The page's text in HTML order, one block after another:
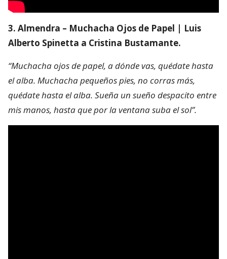
3. Almendra – Muchacha Ojos de Papel | Luis
Alberto Spinetta a Cristina Bustamante.
“Muchacha ojos de papel, a dónde vas, quédate hasta
el alba. Muchacha pequeños pies, no corras más,
quédate hasta el alba. Sueña un sueño despacito entre
mis manos, hasta que por la ventana suba el sol”.